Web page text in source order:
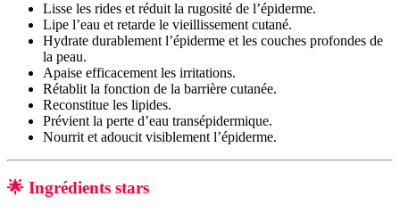
Lisse les rides et réduit la rugosité de l’épiderme.
Lipe l’eau et retarde le vieillissement cutané.
Hydrate durablement l’épiderme et les couches profondes de
la peau.
Apaise efficacement les irritations.
Rétablit la fonction de la barrière cutanée.
Reconstitue les lipides.
Prévient la perte d’eau transépidermique.
Nourrit et adoucit visiblement l’épiderme.
🌟 Ingrédients stars